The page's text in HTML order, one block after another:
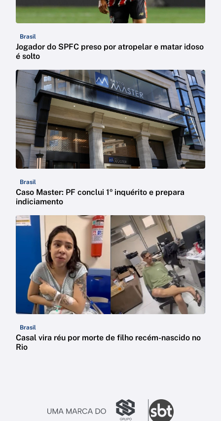
Brasil
Jogador do SPFC preso por atropelar e matar idoso
é solto
Brasil
Caso Master: PF conclui 1º inquérito e prepara
indiciamento
Brasil
Casal vira réu por morte de filho recém-nascido no
Rio